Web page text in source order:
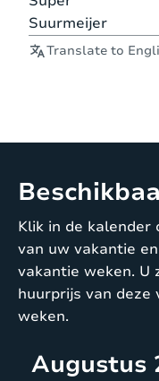
Suurmeijer
Translate to
Klik in de
van uw vakantie
vakantie weken. U
huurprijs van deze
weken.
Augustus